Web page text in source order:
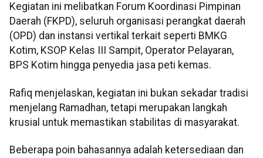
Kegiatan ini melibatkan Forum Koordinasi Pimpinan
Daerah (FKPD), seluruh organisasi perangkat daerah
(OPD) dan instansi vertikal terkait seperti BMKG
Kotim, KSOP Kelas III Sampit, Operator Pelayaran,
BPS Kotim hingga penyedia jasa peti kemas.
Rafiq menjelaskan, kegiatan ini bukan sekadar tradisi
menjelang Ramadhan, tetapi merupakan langkah
krusial untuk memastikan stabilitas di masyarakat.
Beberapa poin bahasannya adalah ketersediaan dan